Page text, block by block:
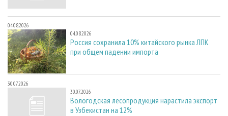
04.08.2026
04.08.2026
Россия сохранила 10% китайского рынка ЛПК
при общем падении импорта
30.07.2026
30.07.2026
Вологодская лесопродукция нарастила экспорт
в Узбекистан на 12%